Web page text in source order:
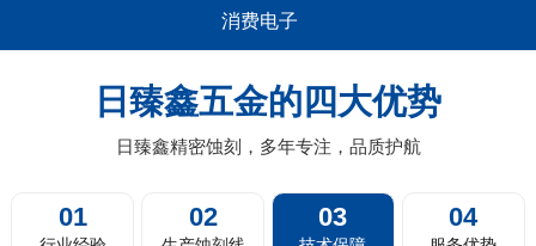
脑平板的音箱喇叭网面板，电视机及投影
扫地机器人的蚀刻过滤网，剃须刀剃须网
片，汽车的...
薄0.01mm或
料带蚀刻，卷
日臻鑫五金的四大优势
日臻鑫精密蚀刻，多年专注，品质护航
01 02 03 04